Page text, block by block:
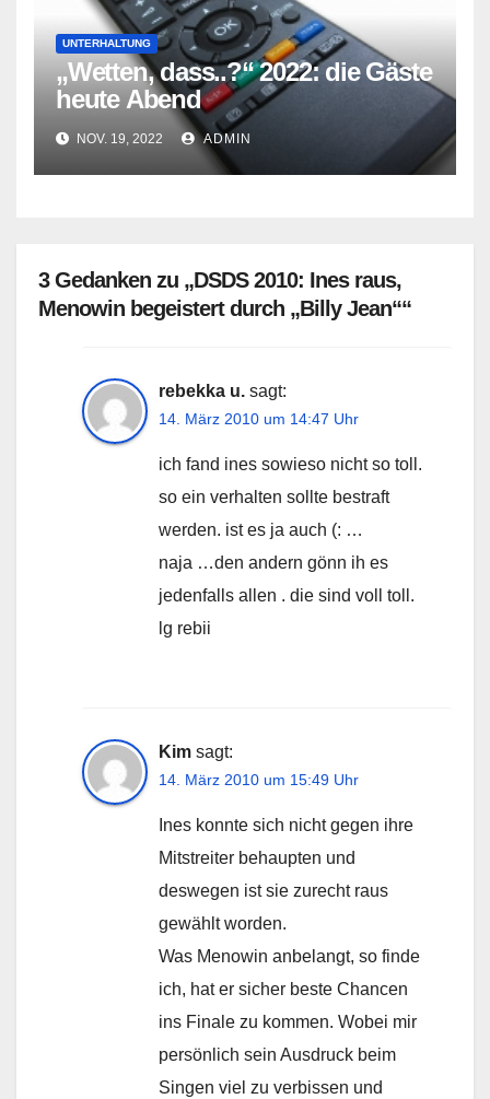
UNTERHALTUNG
„Wetten, dass..?“ 2022: die Gäste
heute Abend
NOV. 19, 2022 ADMIN
3 Gedanken zu „DSDS 2010: Ines raus,
Menowin begeistert durch „Billy Jean““
rebekka u. sagt:
14. März 2010 um 14:47 Uhr
ich fand ines sowieso nicht so toll.
so ein verhalten sollte bestraft
werden. ist es ja auch (: …
naja …den andern gönn ih es
jedenfalls allen . die sind voll toll.
lg rebii
Kim sagt:
14. März 2010 um 15:49 Uhr
Ines konnte sich nicht gegen ihre
Mitstreiter behaupten und
deswegen ist sie zurecht raus
gewählt worden.
Was Menowin anbelangt, so finde
ich, hat er sicher beste Chancen
ins Finale zu kommen. Wobei mir
persönlich sein Ausdruck beim
Singen viel zu verbissen und